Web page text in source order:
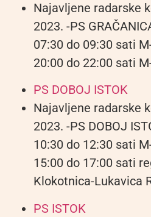
Najavljene radarske
2023. -PS
07:30 do 09:30 sati
20:00 do 22:00 sati
PS DOBOJ ISTOK
Najavljene radarske
2023. -PS DOBOJ
10:30 do 12:30 sati
15:00 do 17:00 sati
Klokotnica-Lukavica
PS ISTOK